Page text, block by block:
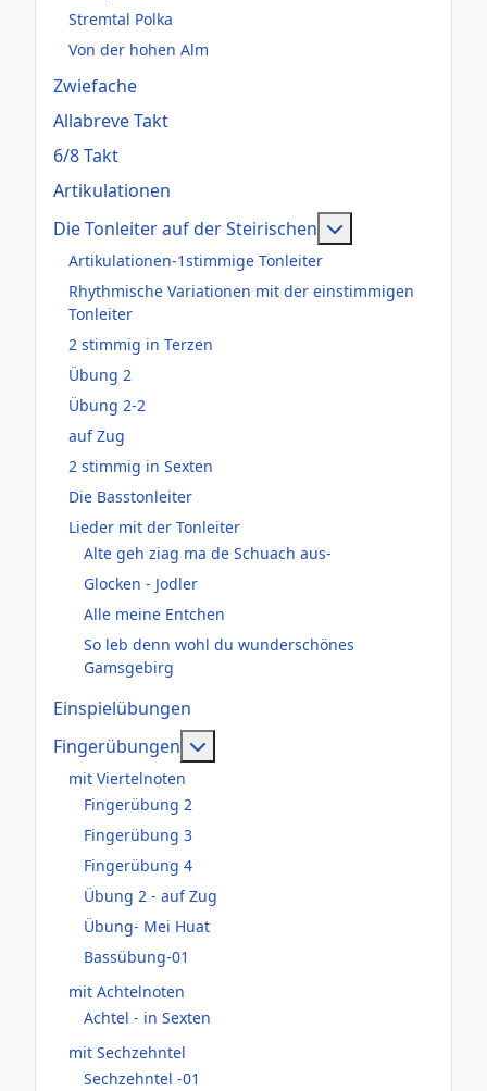
Stremtal Polka
Von der hohen Alm
Zwiefache
Allabreve Takt
6/8 Takt
Artikulationen
Die Tonleiter auf der Steirischen
Artikulationen-1stimmige Tonleiter
Rhythmische Variationen mit der einstimmigen
Tonleiter
2 stimmig in Terzen
Übung 2
Übung 2-2
auf Zug
2 stimmig in Sexten
Die Basstonleiter
Lieder mit der Tonleiter
Alte geh ziag ma de Schuach aus-
Glocken - Jodler
Alle meine Entchen
So leb denn wohl du wunderschönes
Gamsgebirg
Einspielübungen
Fingerübungen
mit Viertelnoten
Fingerübung 2
Fingerübung 3
Fingerübung 4
Übung 2 - auf Zug
Übung- Mei Huat
Bassübung-01
mit Achtelnoten
Achtel - in Sexten
mit Sechzehntel
Sechzehntel -01